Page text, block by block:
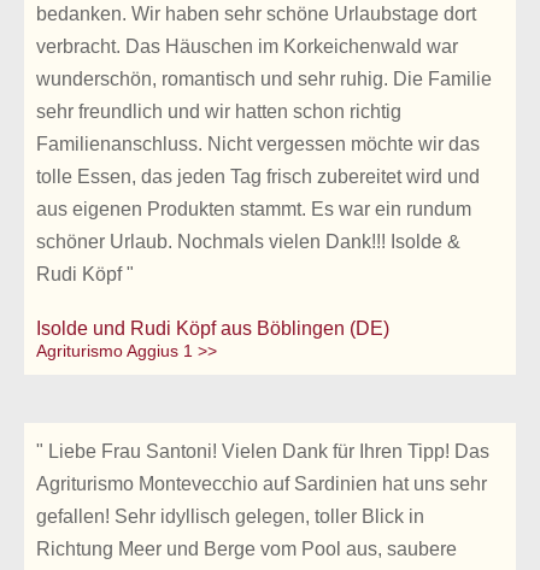
bedanken. Wir haben sehr schöne Urlaubstage dort
verbracht. Das Häuschen im Korkeichenwald war
wunderschön, romantisch und sehr ruhig. Die Familie
sehr freundlich und wir hatten schon richtig
Familienanschluss. Nicht vergessen möchte wir das
tolle Essen, das jeden Tag frisch zubereitet wird und
aus eigenen Produkten stammt. Es war ein rundum
schöner Urlaub. Nochmals vielen Dank!!! Isolde &
Rudi Köpf "
Isolde und Rudi Köpf aus Böblingen (DE)
Agriturismo Aggius 1 >>
" Liebe Frau Santoni! Vielen Dank für Ihren Tipp! Das
Agriturismo Montevecchio auf Sardinien hat uns sehr
gefallen! Sehr idyllisch gelegen, toller Blick in
Richtung Meer und Berge vom Pool aus, saubere